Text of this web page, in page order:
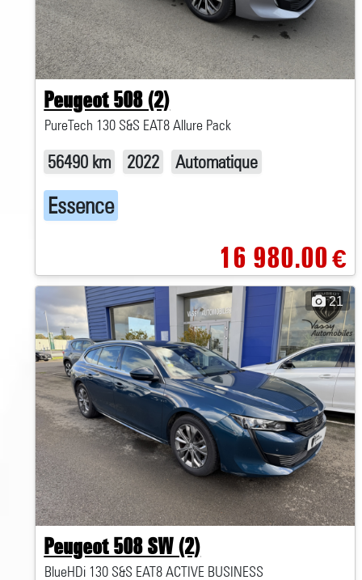
Peugeot 508 (2)
PureTech 130 S&S EAT8 Allure Pack
56490 km 2022 Automatique
Essence
16 980.00€
21
Peugeot 508 SW (2)
BlueHDi 130 S&S EAT8 ACTIVE BUSINESS